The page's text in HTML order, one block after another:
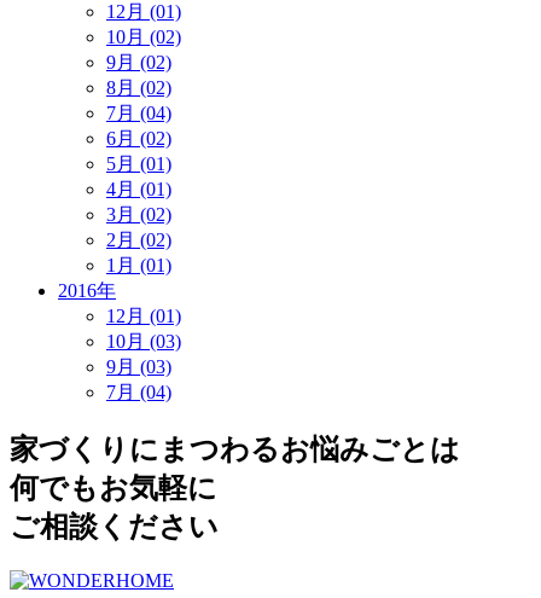
12月 (01)
10月 (02)
9月 (02)
8月 (02)
7月 (04)
6月 (02)
5月 (01)
4月 (01)
3月 (02)
2月 (02)
1月 (01)
2016年
12月 (01)
10月 (03)
9月 (03)
7月 (04)
家づくりにまつわるお悩みごとは
何でもお気軽に
ご相談ください